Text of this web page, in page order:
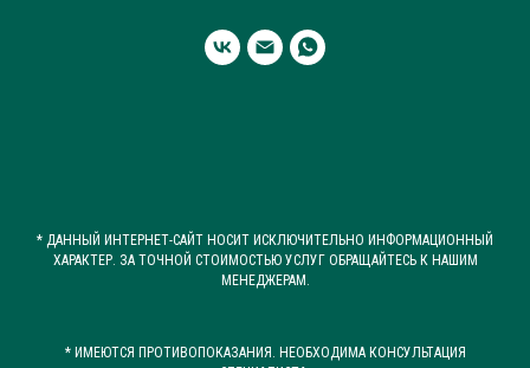
* ДАННЫЙ ИНТЕРНЕТ-САЙТ НОСИТ ИСКЛЮЧИТЕЛЬНО ИНФОРМАЦИОННЫЙ
ХАРАКТЕР. ЗА ТОЧНОЙ СТОИМОСТЬЮ УСЛУГ ОБРАЩАЙТЕСЬ К НАШИМ
МЕНЕДЖЕРАМ.
* ИМЕЮТСЯ ПРОТИВОПОКАЗАНИЯ. НЕОБХОДИМА КОНСУЛЬТАЦИЯ